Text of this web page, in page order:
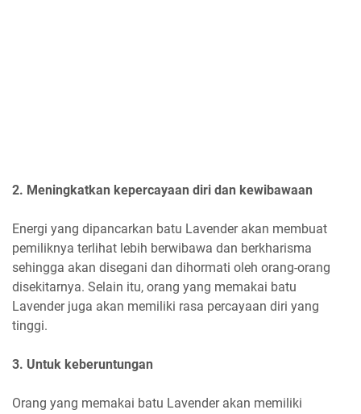
2. Meningkatkan kepercayaan diri dan kewibawaan
Energi yang dipancarkan batu Lavender akan membuat
pemiliknya terlihat lebih berwibawa dan berkharisma
sehingga akan disegani dan dihormati oleh orang-orang
disekitarnya. Selain itu, orang yang memakai batu
Lavender juga akan memiliki rasa percayaan diri yang
tinggi.
3. Untuk keberuntungan
Orang yang memakai batu Lavender akan memiliki